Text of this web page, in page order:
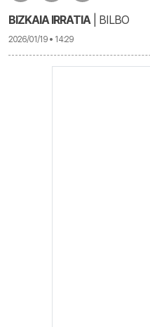
BIZKAIA IRRATIA | BILBO
2026/01/19 • 14:29